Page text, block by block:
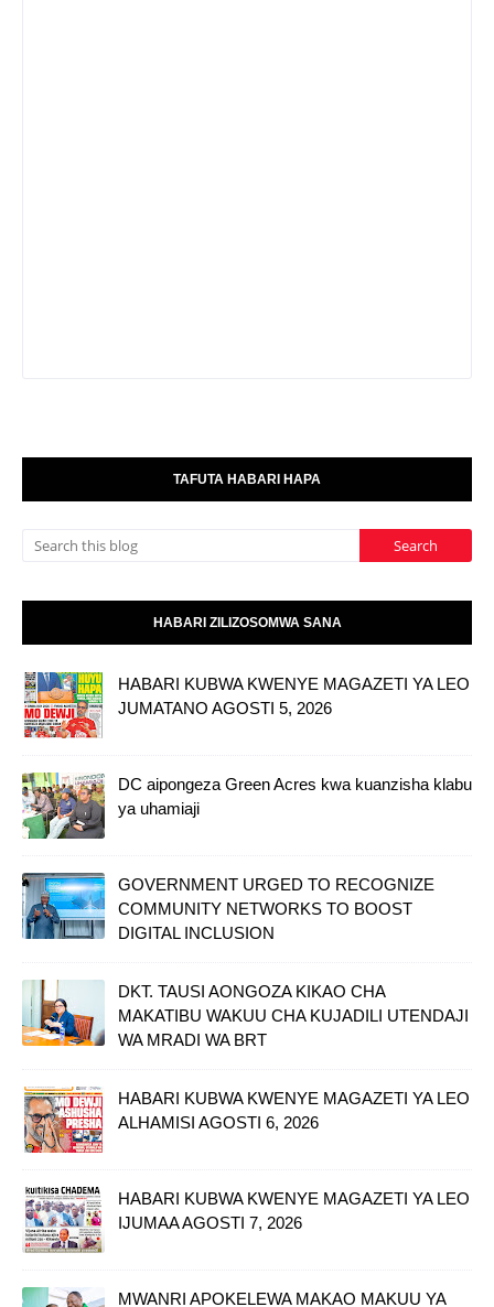
TAFUTA HABARI HAPA
HABARI ZILIZOSOMWA SANA
HABARI KUBWA KWENYE MAGAZETI YA LEO
JUMATANO AGOSTI 5, 2026
DC aipongeza Green Acres kwa kuanzisha klabu
ya uhamiaji
GOVERNMENT URGED TO RECOGNIZE
COMMUNITY NETWORKS TO BOOST
DIGITAL INCLUSION
DKT. TAUSI AONGOZA KIKAO CHA
MAKATIBU WAKUU CHA KUJADILI UTENDAJI
WA MRADI WA BRT
HABARI KUBWA KWENYE MAGAZETI YA LEO
ALHAMISI AGOSTI 6, 2026
HABARI KUBWA KWENYE MAGAZETI YA LEO
IJUMAA AGOSTI 7, 2026
MWANRI APOKELEWA MAKAO MAKUU YA